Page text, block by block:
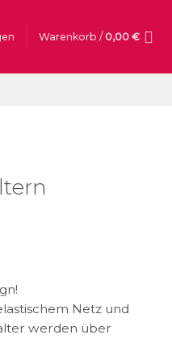
Warenkorb /0,00 €
Netz und
werden über